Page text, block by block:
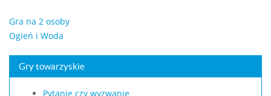
Gra na 2 osoby
Ogień i Woda
Gry towarzyskie
Pytanie czy wyzwanie